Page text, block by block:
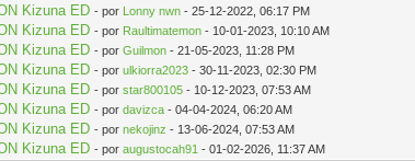
Kizuna ED - por Lonny nwn - 25-12-2022, 06:17 PM
Kizuna ED - por Raultimatemon - 10-01-2023, 10:10 AM
Kizuna ED - porGuilmon - 21-05-2023, 11:28 PM
Kizuna ED - porulkiorra2023 - 30-11-2023, 02:30 PM
Kizuna ED - porstar800105 - 10-12-2023, 07:53 AM
Kizuna ED - pordavizca - 04-04-2024, 06:20 AM
Kizuna ED - pornekojinz - 13-06-2024, 07:53 AM
Kizuna ED - poraugustocah91 - 01-02-2026, 11:37 AM